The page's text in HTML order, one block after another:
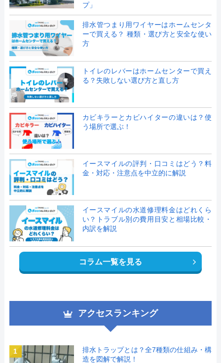
プ」
排水管つまり用ワイヤーはホームセンタ
ーで買える？ 種類・選び方と安全な使い
方
トイレのレバーはホームセンターで買え
る？失敗しない選び方と直し方
カビキラーとカビハイターの違いは？使
う場所で選ぶ！
イースマイルの評判・口コミはどう？料
金・対応・注意点を中立的に解説
イースマイルの水道修理料金はどれくら
い？トラブル別の費用目安と相場比較・
内訳を解説
コラム一覧を見る
アクセスランキング
1
排水トラップとは？全7種類の仕組み・構
造を図解で解説！